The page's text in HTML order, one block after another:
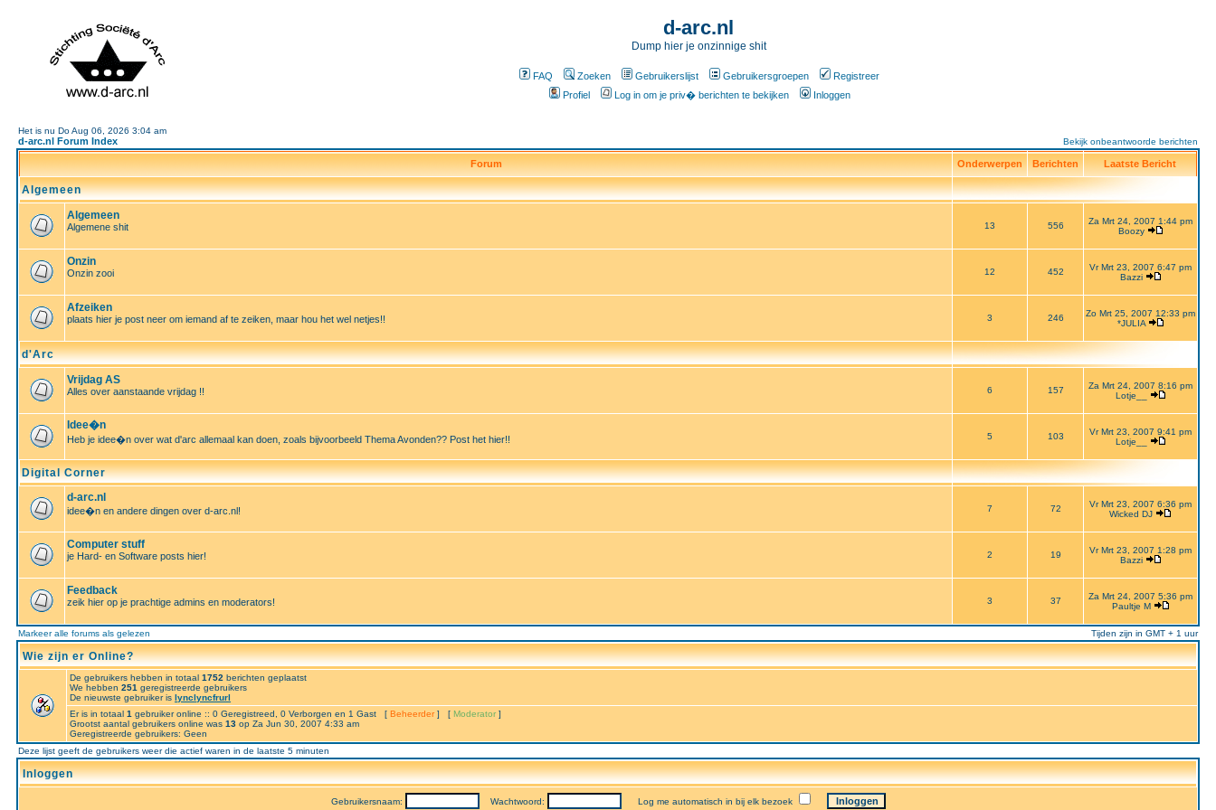
d-arc.nl
Dump hier je onzinnige shit
FAQ Zoeken Gebruikerslijst Gebruikersgroepen
Registreer
Profiel
Log in om je priv� berichten te bekijken Inloggen
Het is nu Do Aug 06, 2026 3:04 am
d-arc.nl Forum Index Bekijk onbeantwoorde berichten
Forum Onderwerpen Berichten Laatste Bericht
Algemeen
Algemeen
Algemene shit 13 556
Za Mrt 24, 2007 1:44 pm
Boozy
Onzin
Onzin zooi 12 452
Vr Mrt 23, 2007 6:47 pm
Bazzi
Afzeiken
plaats hier je post neer om iemand af te zeiken, maar hou het wel netjes!! 3 246
Zo Mrt 25, 2007 12:33 pm
*JULIA
d'Arc
Vrijdag AS
Alles over aanstaande vrijdag !! 6 157
Za Mrt 24, 2007 8:16 pm
Lotje__
Idee�n
Heb je idee�n over wat d'arc allemaal kan doen, zoals bijvoorbeeld Thema Avonden?? Post het hier!! 5 103
Vr Mrt 23, 2007 9:41 pm
Lotje__
Digital Corner
d-arc.nl
idee�n en andere dingen over d-arc.nl! 7 72
Vr Mrt 23, 2007 6:36 pm
Wicked DJ
Computer stuff
je Hard- en Software posts hier! 2 19
Vr Mrt 23, 2007 1:28 pm
Bazzi
Feedback
zeik hier op je prachtige admins en moderators! 3 37
Za Mrt 24, 2007 5:36 pm
Paultje M
Markeer alle forums als gelezen Tijden zijn in GMT + 1 uur
Wie zijn er Online?
De gebruikers hebben in totaal 1752 berichten geplaatst
We hebben 251 geregistreerde gebruikers
De nieuwste gebruiker is lynclyncfrurl
Er is in totaal 1 gebruiker online :: 0 Geregistreed, 0 Verborgen en 1 Gast [ Beheerder ] [ Moderator ]
Grootst aantal gebruikers online was 13 op Za Jun 30, 2007 4:33 am
Geregistreerde gebruikers: Geen
Deze lijst geeft de gebruikers weer die actief waren in de laatste 5 minuten
Inloggen
Gebruikersnaam: Wachtwoord: Log me automatisch in bij elk bezoek